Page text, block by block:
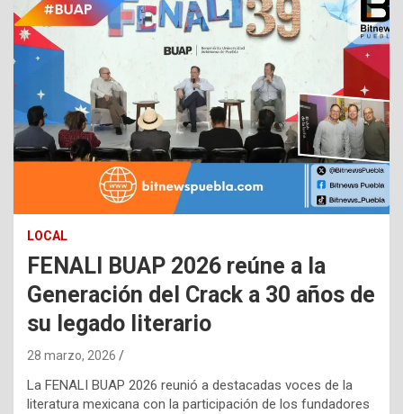
LOCAL
FENALI BUAP 2026 reúne a la
Generación del Crack a 30 años de
su legado literario
28 marzo, 2026
La FENALI BUAP 2026 reunió a destacadas voces de la
literatura mexicana con la participación de los fundadores